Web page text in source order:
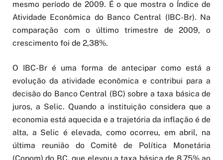
mesmo período de 2009. É o que mostra o Índice de
Atividade Econômica do Banco Central (IBC-Br). Na
comparação com o último trimestre de 2009, o
crescimento foi de 2,38%.
O IBC-Br é uma forma de antecipar como está a
evolução da atividade econômica e contribui para a
decisão do Banco Central (BC) sobre a taxa básica de
juros, a Selic. Quando a instituição considera que a
economia está aquecida e a trajetória da inflação é de
alta, a Selic é elevada, como ocorreu, em abril, na
última reunião do Comitê de Política Monetária